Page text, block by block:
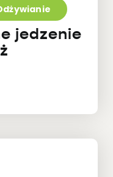
jedzenie